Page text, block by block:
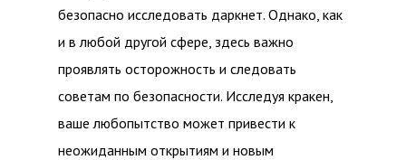
безопасно исследовать даркнет. Однако, как
и в любой другой сфере, здесь важно
проявлять осторожность и следовать
советам по безопасности. Исследуя кракен,
ваше любопытство может привести к
неожиданным открытиям и новым